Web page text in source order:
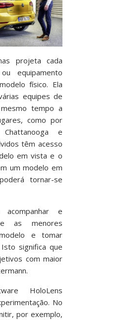
projeta cada
equipamento
físico. Ela
equipes de
tempo a
como por
e
têm acesso
em vista e o
um modelo em
tornar-se
acompanhar e
as menores
e tomar
significa que
com maior
HoloLens
No
por exemplo,